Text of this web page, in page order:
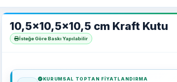
10,5x10,5x10,5 cm Kraft Kutu
İsteğe Göre Baskı Yapılabilir
KURUMSAL TOPTAN FIYATLANDIRMA